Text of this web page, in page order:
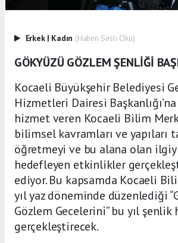
Erkek | Kadın (Haberi Sesli Oku)
GÖKYÜZÜ GÖZLEM ŞENLİĞİ
Kocaeli Büyükşehir Belediyesi
Hizmetleri Dairesi
hizmet veren Kocaeli Bilim
bilimsel kavramları ve yapıları
öğretmeyi ve bu alana olan
hedefleyen etkinlikler
ediyor. Bu kapsamda Kocaeli
yıl yaz döneminde düzenlediği
Gözlem Gecelerini” bu yıl şenlik
gerçekleştirecek.